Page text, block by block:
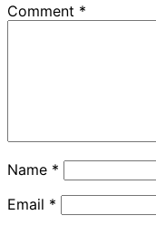
Comment *
Name *
Email *